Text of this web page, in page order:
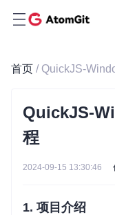
首页 / QuickJS-
QuickJS-
程
2024-09-15 13:30:46
1. 项目介绍